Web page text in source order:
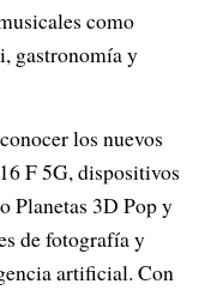
como
gastronomía y
los nuevos
F 5G, dispositivos
Planetas 3D Pop y
de fotografía y
artificial. Con